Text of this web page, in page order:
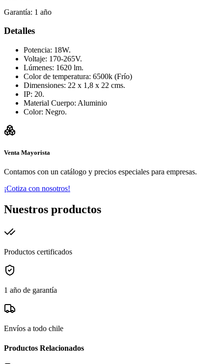
Garantía: 1 año
Detalles
Potencia: 18W.
Voltaje: 170-265V.
Lúmenes: 1620 lm.
Color de temperatura: 6500k (Frío)
Dimensiones: 22 x 1,8 x 22 cms.
IP: 20.
Material Cuerpo: Aluminio
Color: Negro.
Venta Mayorista
Contamos con un catálogo y precios especiales para empresas.
¡Cotiza con nosotros!
Nuestros productos
Productos certificados
1 año de garantía
Envíos a todo chile
Productos Relacionados